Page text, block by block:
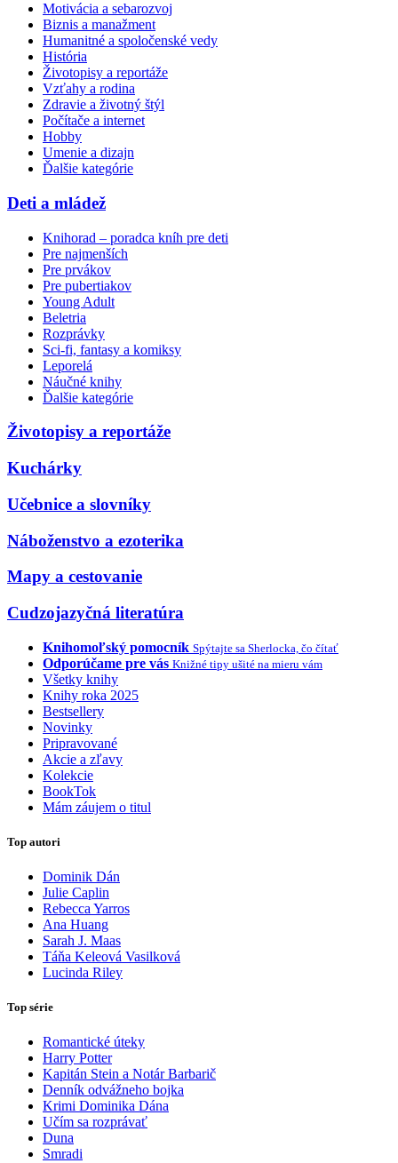
Motivácia a sebarozvoj
Biznis a manažment
Humanitné a spoločenské vedy
História
Životopisy a reportáže
Vzťahy a rodina
Zdravie a životný štýl
Počítače a internet
Hobby
Umenie a dizajn
Ďalšie kategórie
Deti a mládež
Knihorad – poradca kníh pre deti
Pre najmenších
Pre prvákov
Pre pubertiakov
Young Adult
Beletria
Rozprávky
Sci-fi, fantasy a komiksy
Leporelá
Náučné knihy
Ďalšie kategórie
Životopisy a reportáže
Kuchárky
Učebnice a slovníky
Náboženstvo a ezoterika
Mapy a cestovanie
Cudzojazyčná literatúra
Knihomoľský pomocník Spýtajte sa Sherlocka, čo čítať
Odporúčame pre vás Knižné tipy ušité na mieru vám
Všetky knihy
Knihy roka 2025
Bestsellery
Novinky
Pripravované
Akcie a zľavy
Kolekcie
BookTok
Mám záujem o titul
Top autori
Dominik Dán
Julie Caplin
Rebecca Yarros
Ana Huang
Sarah J. Maas
Táňa Keleová Vasilková
Lucinda Riley
Top série
Romantické úteky
Harry Potter
Kapitán Stein a Notár Barbarič
Denník odvážneho bojka
Krimi Dominika Dána
Učím sa rozprávať
Duna
Smradi